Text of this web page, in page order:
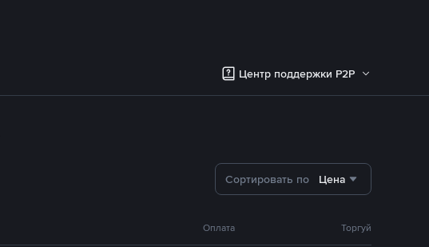
Центр поддержки P2P
Сортировать по Цена
Оплата Торгуй